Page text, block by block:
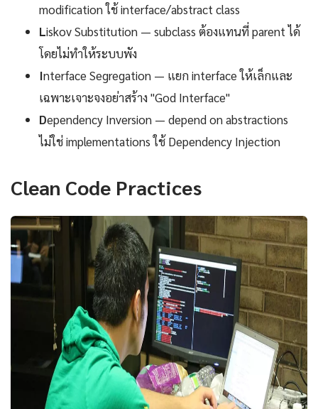
modification ใช้ interface/abstract class
Liskov Substitution — subclass ต้องแทนที่ parent ได้
โดยไม่ทำให้ระบบพัง
Interface Segregation — แยก interface ให้เล็กและ
เฉพาะเจาะจงอย่าสร้าง "God Interface"
Dependency Inversion — depend on abstractions
ไม่ใช่ implementations ใช้ Dependency Injection
Clean Code Practices